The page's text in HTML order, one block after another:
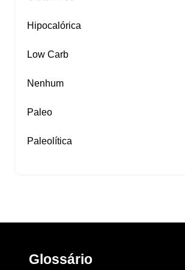
Hipocalórica
Low Carb
Nenhum
Paleo
Paleolítica
Glossário